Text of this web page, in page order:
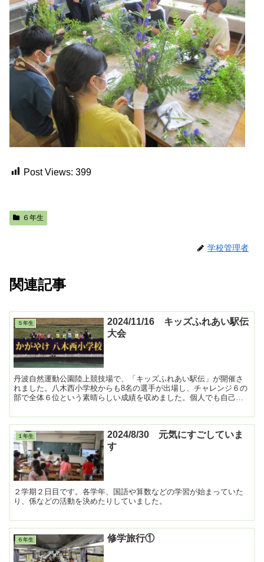
Post Views: 399
６年生
学校管理者
関連記事
５年生
2024/11/16 キッズふれあい駅伝
大会
丹波自然運動公園陸上競技場で、「キッズふれあい駅伝」が開催さ
れました。八木西小学校からも8名の選手が出場し、チャレンジ６の
部で全体６位という素晴らしい成績を収めました。個人でも自己ベ
１年生
2024/8/30 元気にすごしていま
す
２学期２日目です。各学年、国語や算数などの学習が始まっていた
り、係などの活動を決めたりしていました。
６年生 修学旅行①